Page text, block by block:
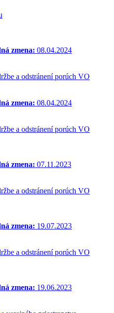
zmena: 08.04.2024
a odstránení porúch VO
zmena: 08.04.2024
a odstránení porúch VO
zmena: 07.11.2023
a odstránení porúch VO
zmena: 19.07.2023
a odstránení porúch VO
zmena: 19.06.2023